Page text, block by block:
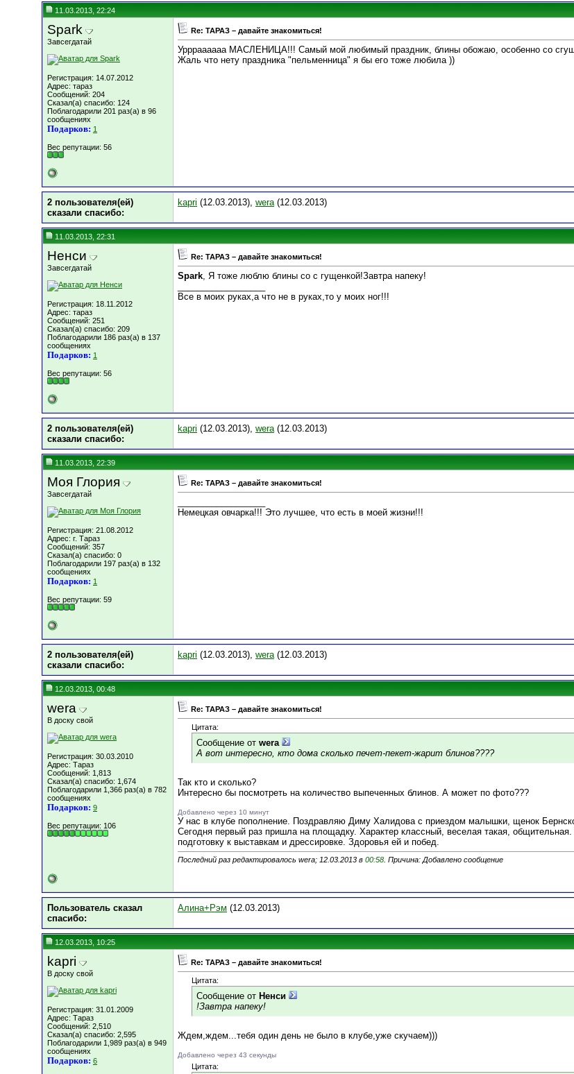
11.03.2013, 22:24
Spark
Завсегдатай
Регистрация: 14.07.2012
Адрес: тараз
Сообщений: 204
Сказал(а) спасибо: 124
Поблагодарили 201 раз(а) в 96
сообщениях
Подарков: 1
Вес репутации: 56
Re: ТАРАЗ – давайте знакомиться!
Уррраааааа МАСЛЕНИЦА!!! Самый мой любимый праздник, блины обожаю, особенно со
Жаль что нету праздника "пельменница" я бы его тоже любила ))
2 пользователя(ей)
сказали cпасибо:
kapri (12.03.2013), wera(12.03.2013)
11.03.2013, 22:31
Ненси
Завсегдатай
Регистрация: 18.11.2012
Адрес: тараз
Сообщений: 251
Сказал(а) спасибо: 209
Поблагодарили 186 раз(а) в 137
сообщениях
Подарков: 1
Вес репутации: 56
Re: ТАРАЗ – давайте знакомиться!
Spark, Я тоже люблю блины со с гущенкой!Завтра напеку!
Все в моих руках,а что не в руках,то у моих ног!!!
2 пользователя(ей)
сказали cпасибо:
kapri (12.03.2013), wera(12.03.2013)
11.03.2013, 22:39
Моя Глория
Завсегдатай
Регистрация: 21.08.2012
Адрес: г. Тараз
Сообщений: 357
Сказал(а) спасибо: 0
Поблагодарили 197 раз(а) в 132
сообщениях
Подарков: 1
Вес репутации: 59
Re: ТАРАЗ – давайте знакомиться!
Немецкая овчарка!!! Это лучшее, что есть в моей жизни!!!
2 пользователя(ей)
сказали cпасибо:
kapri (12.03.2013), wera(12.03.2013)
12.03.2013, 00:48
wera
В доску свой
Регистрация: 30.03.2010
Адрес: Тараз
Сообщений: 1,813
Сказал(а) спасибо: 1,674
Поблагодарили 1,366 раз(а) в 782
сообщениях
Подарков: 9
Вес репутации: 106
Re: ТАРАЗ – давайте знакомиться!
Цитата:
Сообщение от wera
А вот интересно, кто дома сколько печет-пекет-жарит блинов????
Так кто и сколько?
Интересно бы посмотреть на количество выпеченных блинов. А может по фото???
Добавлено через 10 минут
У нас в клубе пополнение. Поздравляю Диму Халидова с приездом малышки, щенок
Сегодня первый раз пришла на площадку. Характер классный, веселая такая,
подготовку к выставкам и дрессировке. Здоровья ей и побед.
Последний раз редактировалось wera; 12.03.2013 в 00:58 . Причина: Добавлено сообщение
Пользователь сказал
cпасибо:
Алина+Рэм (12.03.2013)
12.03.2013, 10:25
kapri
В доску свой
Регистрация: 31.01.2009
Адрес: Тараз
Сообщений: 2,510
Сказал(а) спасибо: 2,595
Поблагодарили 1,989 раз(а) в 949
сообщениях
Подарков: 6
Re: ТАРАЗ – давайте знакомиться!
Цитата:
Сообщение от Ненси
!Завтра напеку!
Ждем,ждем...тебя один день не было в клубе,уже скучаем)))
Добавлено через 43 секунды
Цитата: